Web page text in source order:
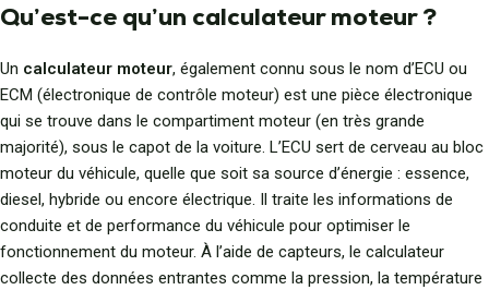
Qu’est-ce qu’un calculateur moteur ?
Un calculateur moteur, également connu sous le nom d’ECU ou
ECM (électronique de contrôle moteur) est une pièce électronique
qui se trouve dans le compartiment moteur (en très grande
majorité), sous le capot de la voiture. L’ECU sert de cerveau au bloc
moteur du véhicule, quelle que soit sa source d’énergie : essence,
diesel, hybride ou encore électrique. Il traite les informations de
conduite et de performance du véhicule pour optimiser le
fonctionnement du moteur. À l’aide de capteurs, le calculateur
collecte des données entrantes comme la pression, la température